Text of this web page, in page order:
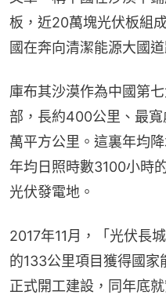
板，近20萬塊光伏板組
國在奔向清潔能源大國
庫布其沙漠作為中國第
部，長約400公里、最
萬平方公里。這裏年均
年均日照時數3100小時
光伏發電地。
2017年11月，「光伏長
的133公里項目獲得國家
正式開工建設，同年底